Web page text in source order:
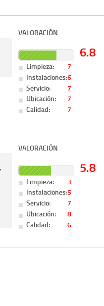
VALORACIÓN
6.8
Limpieza:
7
Instalaciones:6
Servicio:
7
Ubicación:
7
Calidad:
7
VALORACIÓN
5.8
Limpieza:
3
Instalaciones:5
Servicio:
7
Ubicación:
8
Calidad:
6